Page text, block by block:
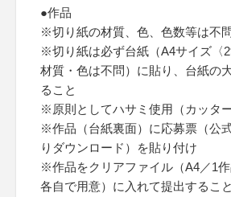
●作品
※切り紙の材質、色、色数等は不問
※切り紙は必ず台紙（A4サイズ〈
材質・色は不問）に貼り、台紙の
ること
※原則としてハサミ使用（カッター
※作品（台紙裏面）に応募票（公
りダウンロード）を貼り付け
※作品をクリアファイル（A4／1作
各自で用意）に入れて提出すること